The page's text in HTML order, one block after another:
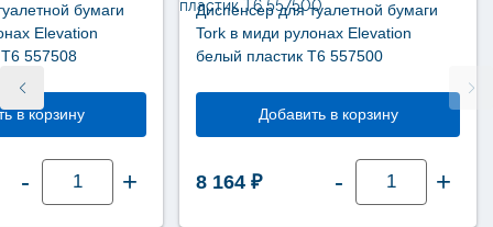
бумаги
Elevation
557508
в корзину
-
Количество
товара
+
Диспенсер для туалетной бумаги
Tork в миди рулонах Elevation
белый пластик Т6 557500
Добавить в корзину
8 164 ₽ -
Количество
товара
+